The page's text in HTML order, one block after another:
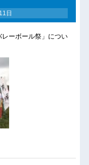
日
ーボール祭」につい